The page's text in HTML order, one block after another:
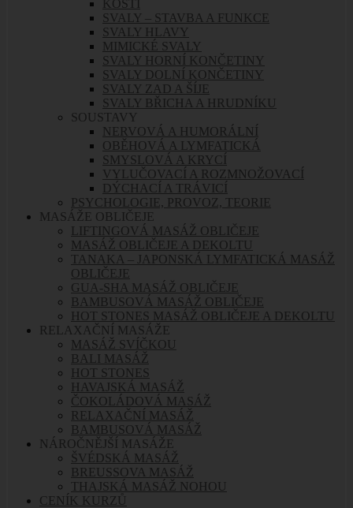
KOSTI
SVALY – STAVBA A FUNKCE
SVALY HLAVY
MIMICKÉ SVALY
SVALY HORNÍ KONČETINY
SVALY DOLNÍ KONČETINY
SVALY ZAD A ŠÍJE
SVALY BŘICHA A HRUDNÍKU
SOUSTAVY
NERVOVÁ A HUMORÁLNÍ
OBĚHOVÁ A LYMFATICKÁ
SMYSLOVÁ A KRYCÍ
VYLUČOVACÍ A ROZMNOŽOVACÍ
DÝCHACÍ A TRÁVICÍ
PSYCHOLOGIE, PROVOZ, TEORIE
MASÁŽE OBLIČEJE
LIFTINGOVÁ MASÁŽ OBLIČEJE
MASÁŽ OBLIČEJE A DEKOLTU
TANAKA – JAPONSKÁ LYMFATICKÁ MASÁŽ
OBLIČEJE
GUA-SHA MASÁŽ OBLIČEJE
BAMBUSOVÁ MASÁŽ OBLIČEJE
HOT STONES MASÁŽ OBLIČEJE A DEKOLTU
RELAXAČNÍ MASÁŽE
MASÁŽ SVÍČKOU
BALI MASÁŽ
HOT STONES
HAVAJSKÁ MASÁŽ
ČOKOLÁDOVÁ MASÁŽ
RELAXAČNÍ MASÁŽ
BAMBUSOVÁ MASÁŽ
NÁROČNĚJŠÍ MASÁŽE
ŠVÉDSKÁ MASÁŽ
BREUSSOVA MASÁŽ
THAJSKÁ MASÁŽ NOHOU
CENÍK KURZŮ